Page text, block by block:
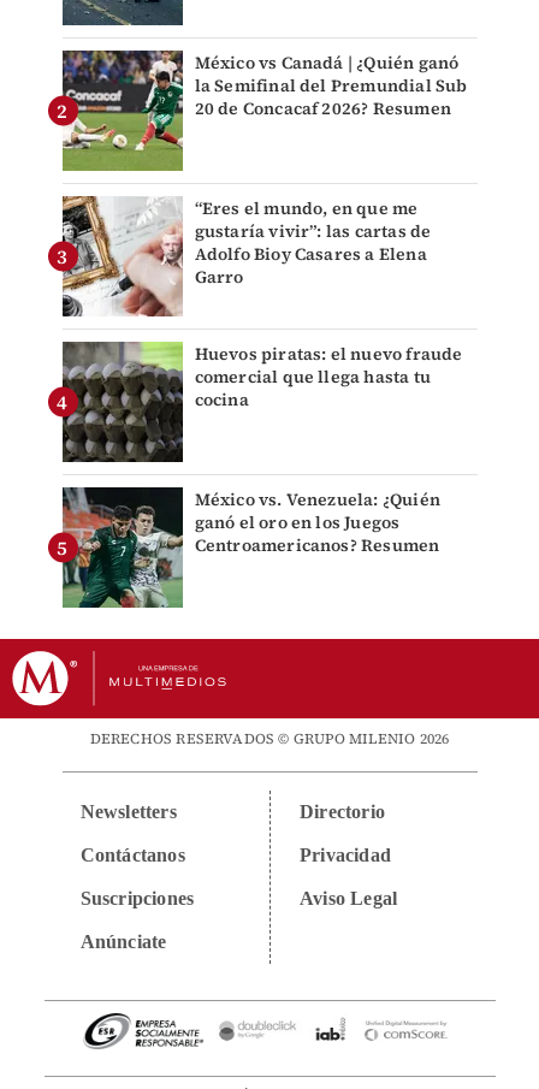
México vs Canadá | ¿Quién ganó
la Semifinal del Premundial Sub
20 de Concacaf 2026? Resumen
“Eres el mundo, en que me
gustaría vivir”: las cartas de
Adolfo Bioy Casares a Elena
Garro
Huevos piratas: el nuevo fraude
comercial que llega hasta tu
cocina
México vs. Venezuela: ¿Quién
ganó el oro en los Juegos
Centroamericanos? Resumen
DERECHOS RESERVADOS © GRUPO MILENIO 2026
Newsletters
Contáctanos
Suscripciones
Anúnciate
Directorio
Privacidad
Aviso Legal